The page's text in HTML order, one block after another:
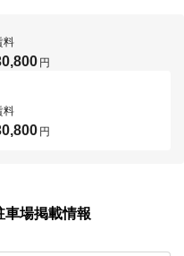
料
円
料
円
車場掲載情報